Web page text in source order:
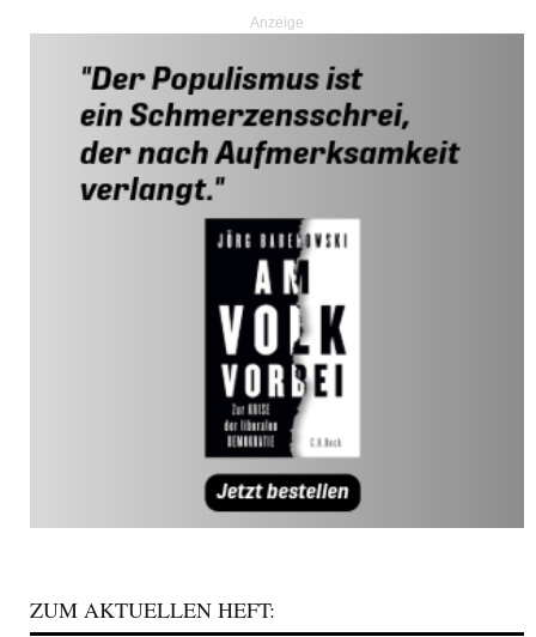
Anzeige
ZUM AKTUELLEN HEFT: